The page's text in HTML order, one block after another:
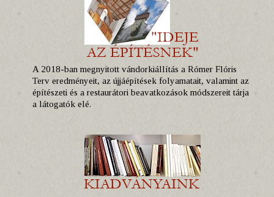
A 2018-ban megnyitott vándorkiállítás a Rómer Flóris
Terv eredményeit, az újjáépítések folyamatait, valamint az
építészeti és a restaurátori beavatkozások módszereit tárja
a látogatók elé.